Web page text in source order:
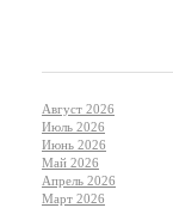
Август 2026
Июль 2026
Июнь 2026
Май 2026
Апрель 2026
Март 2026